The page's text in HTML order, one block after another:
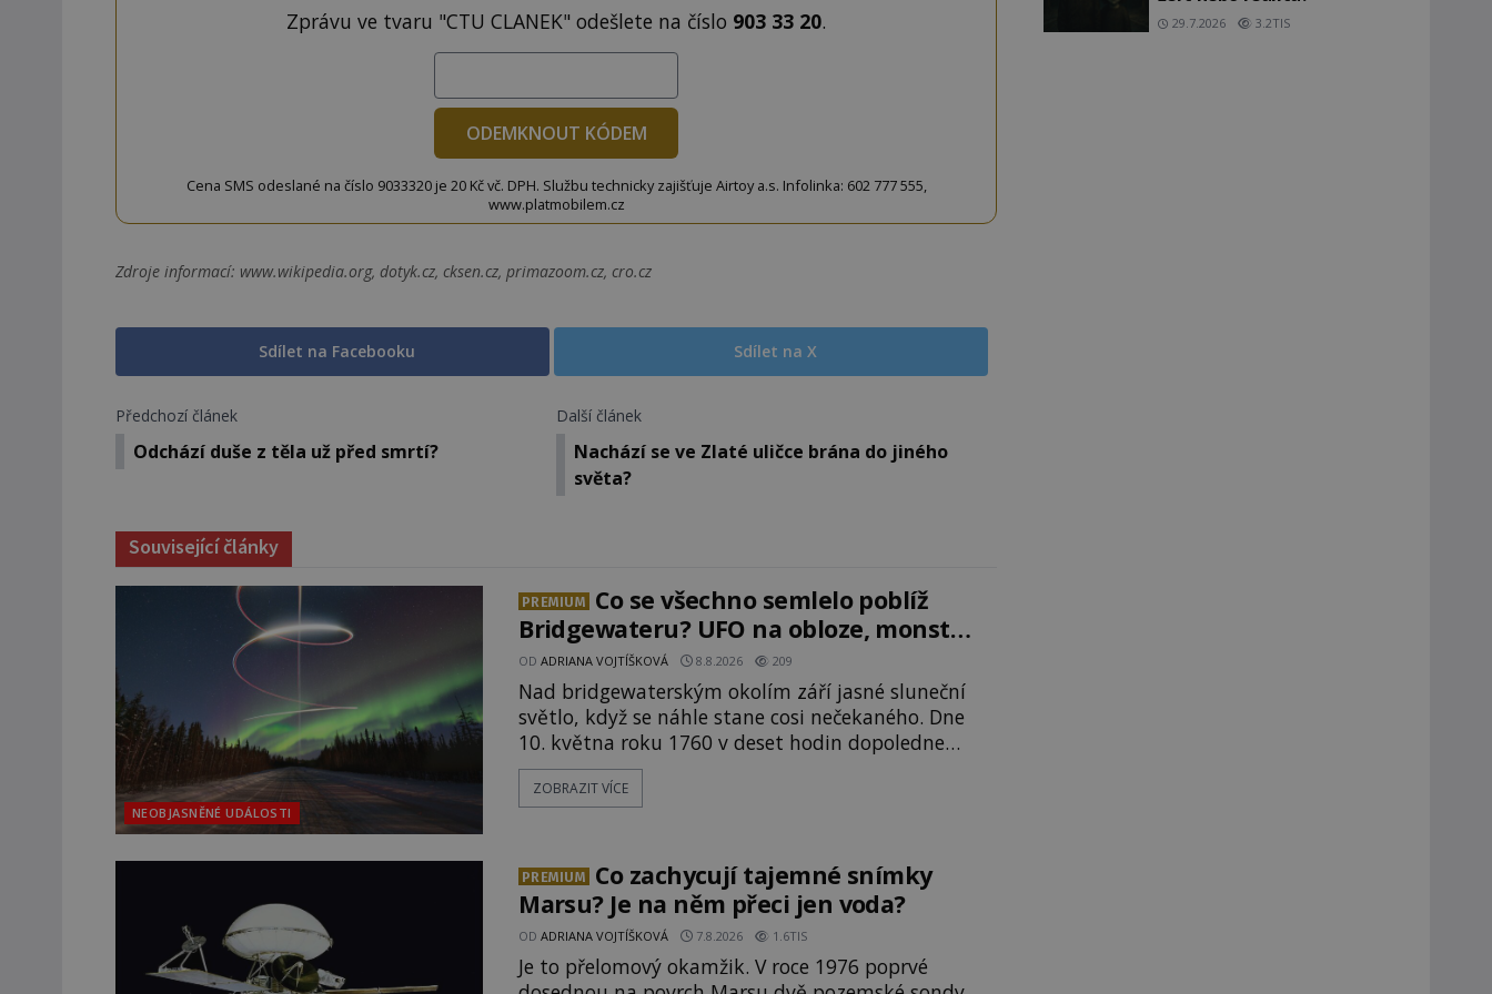
Zprávu ve tvaru "CTU CLANEK" odešlete na číslo 903 33 20.
ODEMKNOUT KÓDEM
Cena SMS odeslané na číslo 9033320 je 20 Kč vč. DPH. Službu technicky zajišťuje Airtoy a.s. Infolinka: 602 777 555,
www.platmobilem.cz
Zdroje informací: www.wikipedia.org, dotyk.cz, cksen.cz, primazoom.cz, cro.cz
Sdílet na Facebooku Sdílet na X
Předchozí článek
Odchází duše z těla už před smrtí?
Další článek
Nachází se ve Zlaté uličce brána do jiného
světa?
Související články
NEOBJASNĚNÉ UDÁLOSTI
PREMIUM
Co se všechno semlelo poblíž
Bridgewateru? UFO na obloze, monstra
v bažinách!
ODADRIANA VOJTÍŠKOVÁ 8.8.2026 209
Nad bridgewaterským okolím září jasné sluneční
světlo, když se náhle stane cosi nečekaného. Dne
10. května roku 1760 v deset hodin dopoledne
zde dojde k vůbec prvnímu historicky
doloženému přeletu UFO. Podle záznamů
nebo se zde skutečně právě vznáší mimozemská
loď
ZOBRAZIT VÍCE
PREMIUM
Co zachycují tajemné snímky
Marsu? Je na něm přeci jen voda?
ODADRIANA VOJTÍŠKOVÁ 7.8.2026 1.6TIS
Je to přelomový okamžik. V roce 1976 poprvé
29.7.2026 3.2TIS